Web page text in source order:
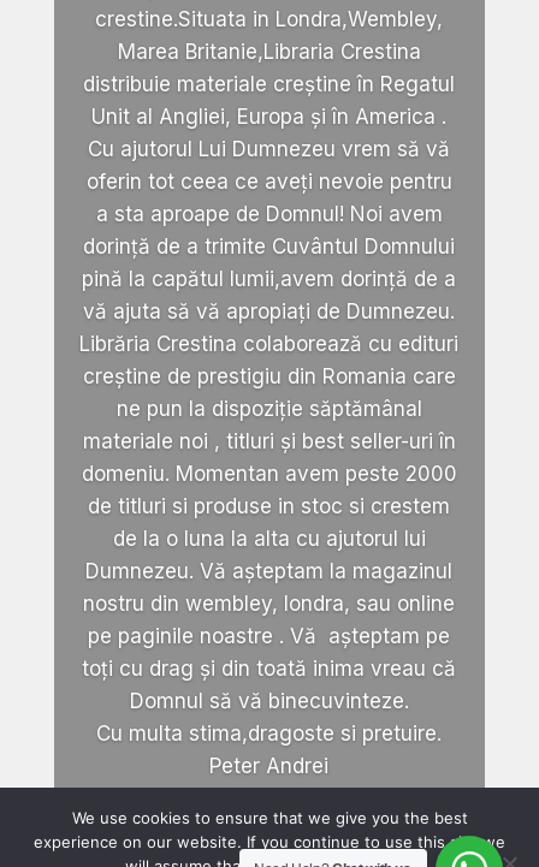
crestine.Situata in Londra,Wembley,
Marea Britanie,Libraria Crestina
distribuie materiale creștine în Regatul
Unit al Angliei, Europa și în America .
Cu ajutorul Lui Dumnezeu vrem să vă
oferin tot ceea ce aveți nevoie pentru
a sta aproape de Domnul! Noi avem
dorință de a trimite Cuvântul Domnului
pină la capătul lumii,avem dorință de a
vă ajuta să vă apropiați de Dumnezeu.
Librăria Crestina colaborează cu edituri
creștine de prestigiu din Romania care
ne pun la dispoziție săptămânal
materiale noi , titluri și best seller-uri în
domeniu. Momentan avem peste 2000
de titluri si produse in stoc si crestem
de la o luna la alta cu ajutorul lui
Dumnezeu. Vă așteptam la magazinul
nostru din wembley, londra, sau online
pe paginile noastre . Vă așteptam pe
toți cu drag și din toată inima vreau că
Domnul să vă binecuvinteze.
Cu multa stima,dragoste si pretuire.
Peter Andrei
We use cookies to ensure that we give you the best
experience on our website. If you continue to use this site we